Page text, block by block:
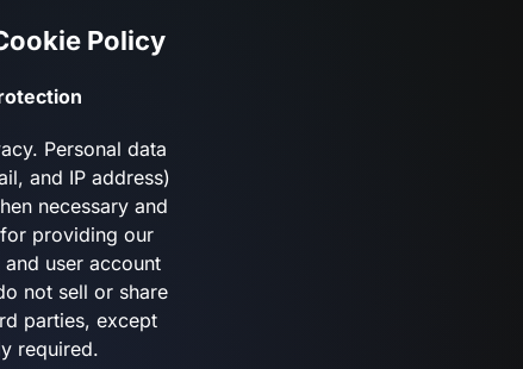
Policy
Personal data
and IP address)
necessary and
providing our
user account
not sell or share
parties, except
required.